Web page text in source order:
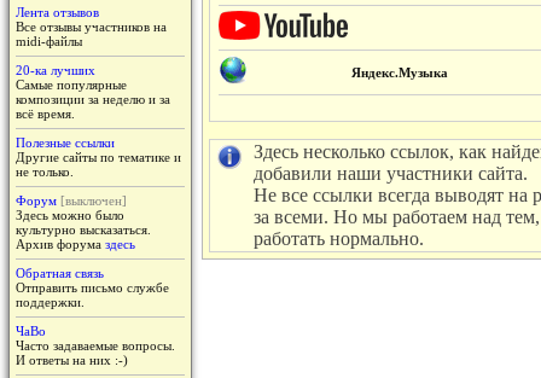
Лента отзывов
Все отзывы участников на
midi-файлы
20-ка лучших
Самые популярные
композиции за неделю и за
всё время.
Полезные ссылки
Другие сайты по тематике и
не только.
Форум [выключен]
Здесь можно было
культурно высказаться.
Архив форума здесь
Обратная связь
Отправить письмо службе
поддержки.
ЧаВо
Часто задаваемые вопросы.
И ответы на них :-)
Яндекс.Музыка
Здесь несколько ссылок, как
добавили наши участники сайта.
Не все ссылки всегда выводят
за всеми. Но мы работаем над тем,
работать нормально.